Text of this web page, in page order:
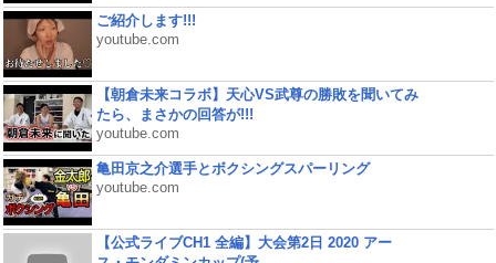
ご紹介します!!!
youtube.com
【朝倉未来コラボ】天心VS武尊の勝敗を聞いてみ
たら、まさかの回答が!!!
youtube.com
亀田京之介選手とボクシングスパーリング
youtube.com
【公式ライブCH1 全編】大会第2日 2020 アー